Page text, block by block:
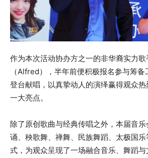
作为本次活动协办方之一的非华裔实力歌
（Alfred），半年前便积极报名参与筹
登台献唱，以真挚动人的演绎赢得观众
一大亮点。
除了原创歌曲与经典传唱之外，本届音
诵、秧歌舞、禅舞、民族舞蹈、太极国
式，为观众呈现了一场融合音乐、舞蹈